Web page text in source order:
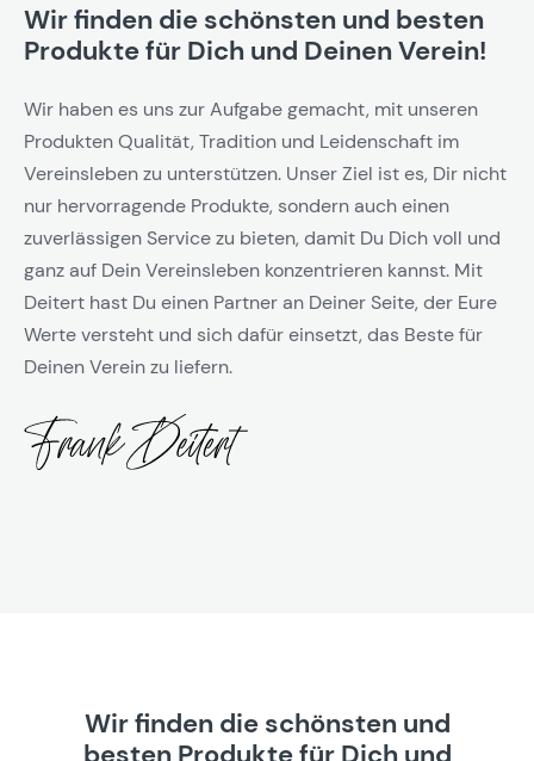
Wir finden die schönsten und besten
Produkte für Dich und Deinen Verein!
Wir haben es uns zur Aufgabe gemacht, mit unseren
Produkten Qualität, Tradition und Leidenschaft im
Vereinsleben zu unterstützen. Unser Ziel ist es, Dir nicht
nur hervorragende Produkte, sondern auch einen
zuverlässigen Service zu bieten, damit Du Dich voll und
ganz auf Dein Vereinsleben konzentrieren kannst. Mit
Deitert hast Du einen Partner an Deiner Seite, der Eure
Werte versteht und sich dafür einsetzt, das Beste für
Deinen Verein zu liefern.
Wir finden die schönsten und